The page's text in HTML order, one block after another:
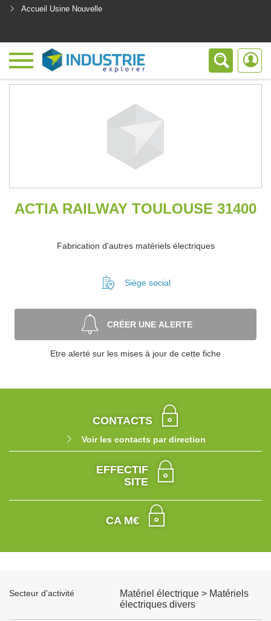
Accueil Usine Nouvelle
ACTIA RAILWAY TOULOUSE 31400
Fabrication d'autres matériels électriques
Siège social
CRÉER UNE ALERTE
Etre alerté sur les mises à jour de cette fiche
CONTACTS
Voir les contacts par direction
EFFECTIF
SITE
CA M€
Secteur d'activité
Matériel électrique > Matériels
électriques divers